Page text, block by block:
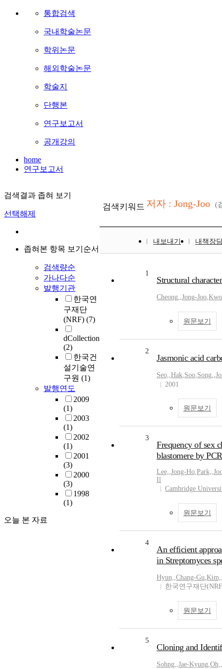
통합검색
국내학술논문
학위논문
해외학술논문
학술지
단행본
연구보고서
공개강의
home
연구보고서
검색결과 좁혀 보기
선택해제
좁혀본 항목 보기순서
검색량순
가나다순
발행기관
한국연
구재단
(NRF) (7)
dCollection
(2)
한국건
설기술연
구원 (1)
발행연도
2009
(1)
2003
(1)
2002
(1)
2001
(3)
2000
(3)
1998
(1)
오늘 본 자료
검색키워드 저자 : Jong-Joo (
내보내기 내책장
1
Structural
Cheong,,Jong-Joo,
원문보기
2
Jasmonic acid
Seo,,Hak,Soo,Song,,
2001
원문보기
3
Frequency of sex
blastomere by PCR
Lee,,Jong-Ho,Park,,
Il
Cambridge
원문보기
4
An efficient
in Streptomyces
Hyun,,Chang-Gu,Kim,
한국연구재단
원문보기
5
Cloning and
Sohng,,Jae-Kyung,Oh,,